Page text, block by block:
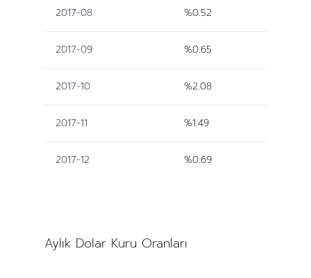
2017-08 %0.52
2017-09 %0.65
2017-10 %2.08
2017-11 %1.49
2017-12 %0.69
Aylık Dolar Kuru Oranları